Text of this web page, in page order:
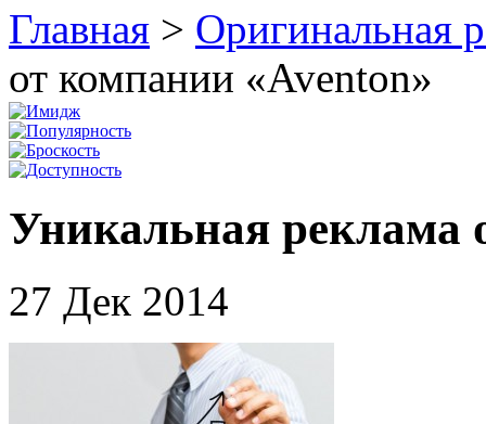
Главная > Оригинальная
от компании «Aventon»
Уникальная реклама
27 Дек 2014